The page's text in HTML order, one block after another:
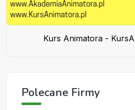
Kurs Animatora -
Polecane Firmy